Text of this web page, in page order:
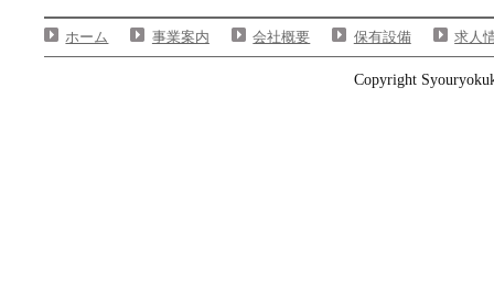
ホーム 事業案内 会社概要 保有設備 求人
Copyright